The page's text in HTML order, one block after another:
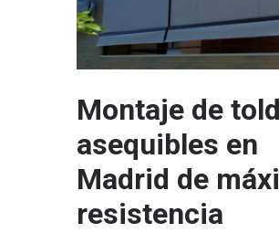
Montaje de
asequibles en
Madrid de
resistencia